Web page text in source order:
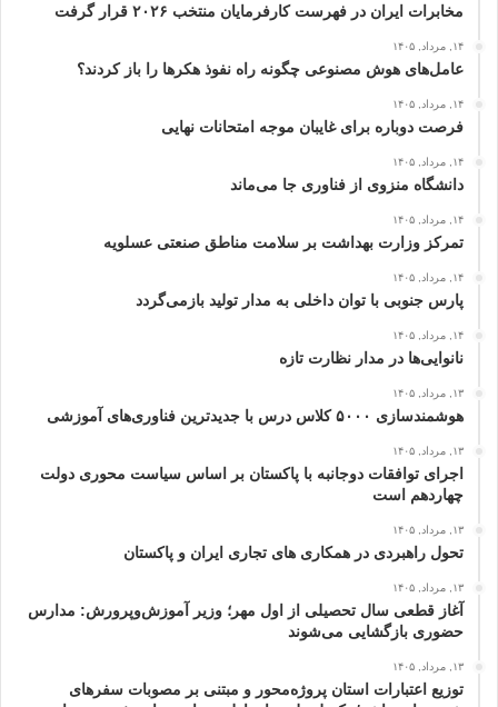
مخابرات ایران در فهرست کارفرمایان منتخب ۲۰۲۶ قرار گرفت
۱۴, مرداد, ۱۴۰۵
عامل‌های هوش مصنوعی چگونه راه نفوذ هکرها را باز کردند؟
۱۴, مرداد, ۱۴۰۵
فرصت دوباره برای غایبان موجه امتحانات نهایی
۱۴, مرداد, ۱۴۰۵
دانشگاه منزوی از فناوری جا می‌ماند
۱۴, مرداد, ۱۴۰۵
تمرکز وزارت بهداشت بر سلامت مناطق صنعتی عسلویه
۱۴, مرداد, ۱۴۰۵
پارس جنوبی با توان داخلی به مدار تولید بازمی‌گردد
۱۴, مرداد, ۱۴۰۵
نانوایی‌ها در مدار نظارت تازه
۱۳, مرداد, ۱۴۰۵
هوشمندسازی ۵۰۰۰ کلاس درس با جدیدترین فناوری‌های آموزشی
۱۳, مرداد, ۱۴۰۵
اجرای توافقات دوجانبه با پاکستان بر اساس سیاست محوری دولت
چهاردهم است
۱۳, مرداد, ۱۴۰۵
تحول راهبردی در همکاری های تجاری ایران و پاکستان
۱۳, مرداد, ۱۴۰۵
آغاز قطعی سال تحصیلی از اول مهر؛ وزیر آموزش‌وپرورش: مدارس
حضوری بازگشایی می‌شوند
۱۳, مرداد, ۱۴۰۵
توزیع اعتبارات استان پروژه‌محور و مبتنی بر مصوبات سفرهای